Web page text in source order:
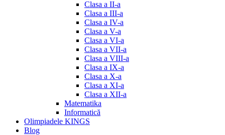
Clasa a II-a
Clasa a III-a
Clasa a IV-a
Clasa a V-a
Clasa a VI-a
Clasa a VII-a
Clasa a VIII-a
Clasa a IX-a
Clasa a X-a
Clasa a XI-a
Clasa a XII-a
Matematika
Informatică
Olimpiadele KINGS
Blog